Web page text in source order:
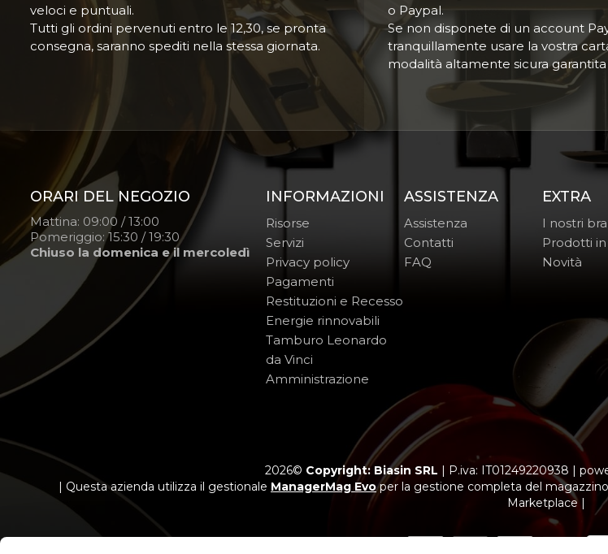
veloci e puntuali.
Tutti gli ordini pervenuti entro le 12,30, se pronta
consegna, saranno spediti nella stessa giornata.
o Paypal.
Se non disponete di un account
tranquillamente usare la vostra
modalità altamente sicura garantita
ORARI DEL NEGOZIO
Mattina: 09:00 / 13:00
Pomeriggio: 15:30 / 19:30
Chiuso la domenica e il mercoledì
INFORMAZIONI
Risorse
Servizi
Privacy policy
Pagamenti
Restituzioni e Recesso
Energie rinnovabili
Tamburo Leonardo
da Vinci
Amministrazione
ASSISTENZA
Assistenza
Contatti
FAQ
EXTRA
I nostri
Prodotti
Novità
2026© Copyright: Biasin SRL | P.iva: IT01249220938 |
| Questa azienda utilizza il gestionale ManagerMag Evoper la gestione completa del
Marketplace |